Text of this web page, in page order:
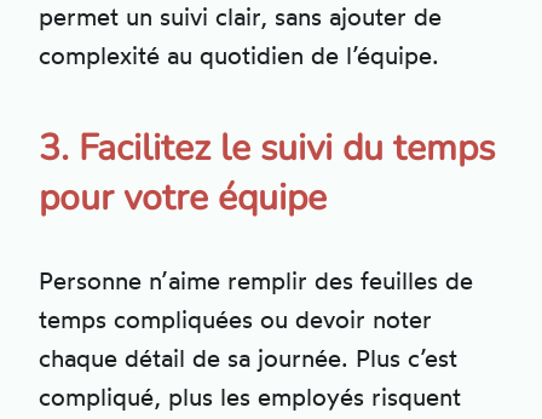
permet un suivi clair, sans ajouter de
complexité au quotidien de l’équipe.
3. Facilitez le suivi du temps
pour votre équipe
Personne n’aime remplir des feuilles de
temps compliquées ou devoir noter
chaque détail de sa journée. Plus c’est
compliqué, plus les employés risquent